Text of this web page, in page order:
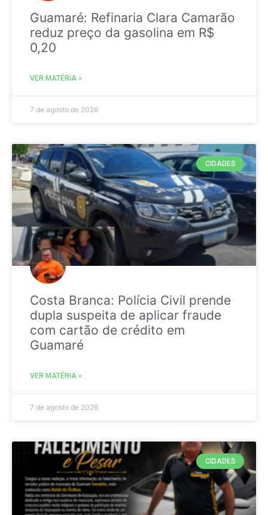
Guamaré: Refinaria Clara Camarão
reduz preço da gasolina em R$
0,20
VER MATÉRIA »
7 de agosto de 2026
CIDADES
Costa Branca: Polícia Civil prende
dupla suspeita de aplicar fraude
com cartão de crédito em
Guamaré
VER MATÉRIA »
7 de agosto de 2026
CIDADES